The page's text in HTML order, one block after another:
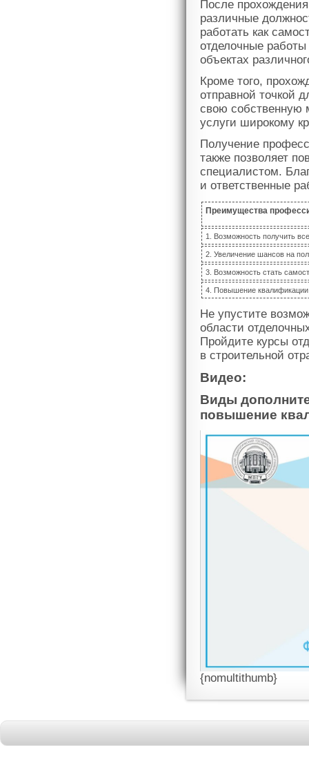
После
различные
работать как
отделочные
объектах
Кроме того,
отправной точкой
свою собственную
услуги широкому
Получение
также позволяет
специалистом.
и ответственные
Преимущества
1. Возможность получить
2. Увеличение шансов на
3. Возможность стать
4. Повышение квалификации
Не упустите
области
Пройдите курсы
в строительной
Видео:
Виды
повышение
{nomultithumb}